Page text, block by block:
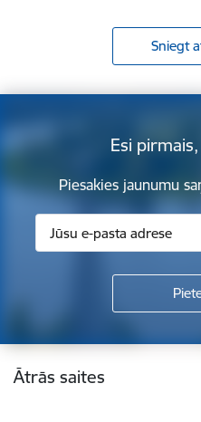
Sniegt
Esi
Piesakies jaunumu
Kājene
Ātrās saites